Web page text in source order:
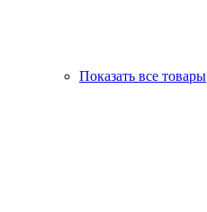
Показать все товары